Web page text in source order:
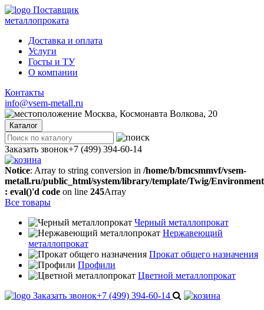
Поставщик
металлопроката
Доставка и оплата
Услуги
Госты и ТУ
О компании
Контакты
info@vsem-metall.ru
Москва, Космонавта Волкова, 20
Каталог
Заказать звонок+7 (499) 394-60-14
Notice: Array to string conversion in /home/b/bmcsmmvf/vsem-
metall.ru/public_html/system/library/template/Twig/
: eval()'d code on line 245Array
Все товары
Черный металлопрокат
Нержавеющий
металлопрокат
Прокат общего назначения
Профили
Цветной металлопрокат
Заказать звонок+7 (499) 394-60-14